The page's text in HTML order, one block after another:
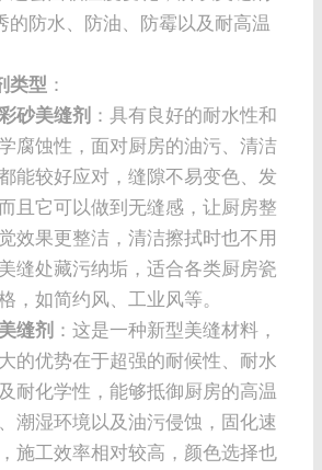
的防水、防油、防霉以及耐高温
类型 ：
砂美缝剂 ：具有良好的耐水性和
腐蚀性，面对厨房的油污、清洁
能较好应对，缝隙不易变色、发
且它可以做到无缝感，让厨房整
效果更整洁，清洁擦拭时也不用
缝处藏污纳垢，适合各类厨房瓷
，如简约风、工业风等。
缝剂 ：这是一种新型美缝材料，
的优势在于超强的耐候性、耐水
耐化学性，能够抵御厨房的高温
潮湿环境以及油污侵蚀，固化速
施工效率相对较高，颜色选择也